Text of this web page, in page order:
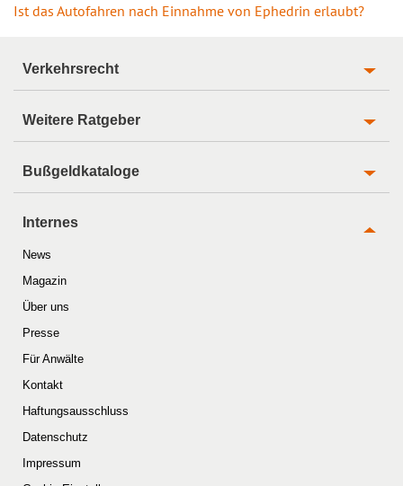
Ist das Autofahren nach Einnahme von Ephedrin erlaubt?
Verkehrsrecht
Weitere Ratgeber
Bußgeldkataloge
Internes
News
Magazin
Über uns
Presse
Für Anwälte
Kontakt
Haftungsausschluss
Datenschutz
Impressum